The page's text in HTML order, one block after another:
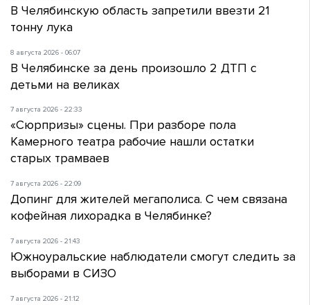
В Челябинскую область запретили ввезти 21
тонну лука
8 августа 2026 - 06:07
В Челябинске за день произошло 2 ДТП с
детьми на великах
7 августа 2026 - 22:33
«Сюрпризы» сцены. При разборе пола
Камерного театра рабочие нашли остатки
старых трамваев
7 августа 2026 - 22:09
Допинг для жителей мегаполиса. С чем связана
кофейная лихорадка в Челябинке?
7 августа 2026 - 21:43
Южноуральские наблюдатели смогут следить за
выборами в СИЗО
7 августа 2026 - 21:12